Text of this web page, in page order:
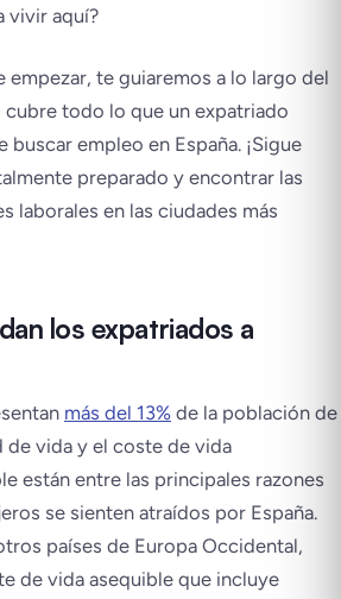
vivir aquí?
empezar, te guiaremos a lo largo del
todo lo que un expatriado
buscar empleo en España. ¡Sigue
preparado y encontrar las
laborales en las ciudades más
los expatriados a
más del 13% de la población de
de vida y el coste de vida
están entre las principales razones
se sienten atraídos por España.
países de Europa Occidental,
de vida asequible que incluye